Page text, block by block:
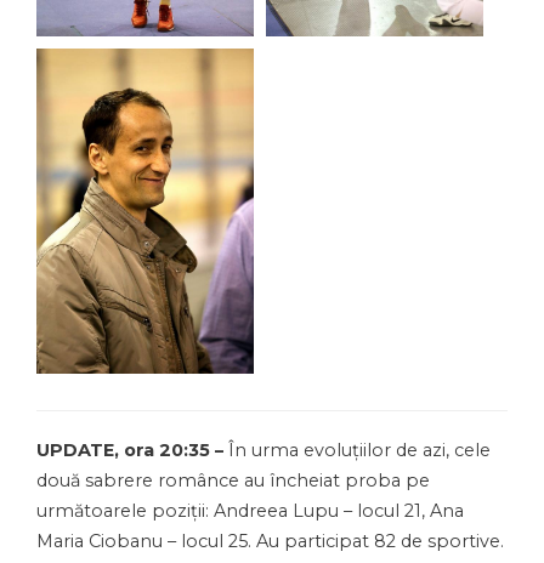
UPDATE, ora 20:35 – În urma evoluțiilor de azi, cele
două sabrere românce au încheiat proba pe
următoarele poziții: Andreea Lupu – locul 21, Ana
Maria Ciobanu – locul 25. Au participat 82 de sportive.